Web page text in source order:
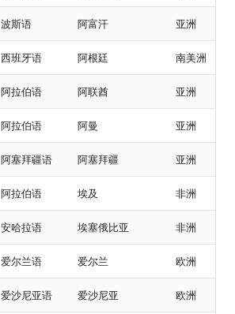
波斯语 阿富汗 亚洲
西班牙语 阿根廷 南美洲
阿拉伯语 阿联酋 亚洲
阿拉伯语 阿曼 亚洲
阿塞拜疆语 阿塞拜疆 亚洲
阿拉伯语 埃及 非洲
安哈拉语 埃塞俄比亚 非洲
爱尔兰语 爱尔兰 欧洲
爱沙尼亚语 爱沙尼亚 欧洲